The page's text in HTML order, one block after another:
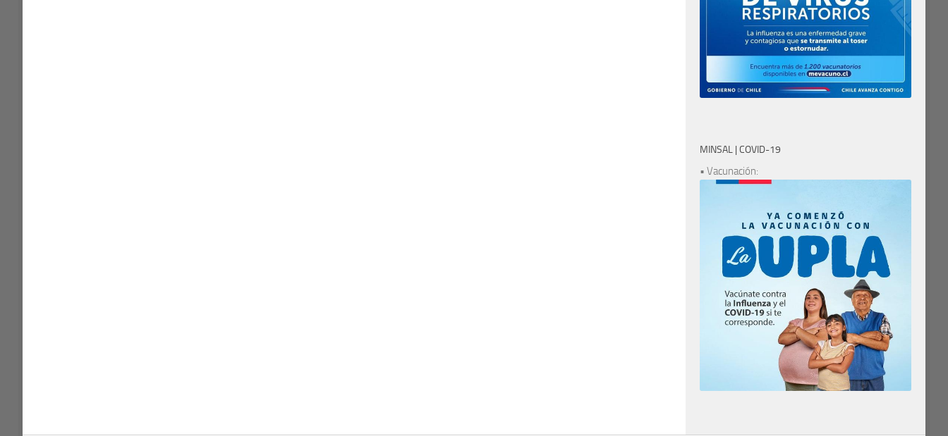
MINSAL | COVID-19
• Vacunación: